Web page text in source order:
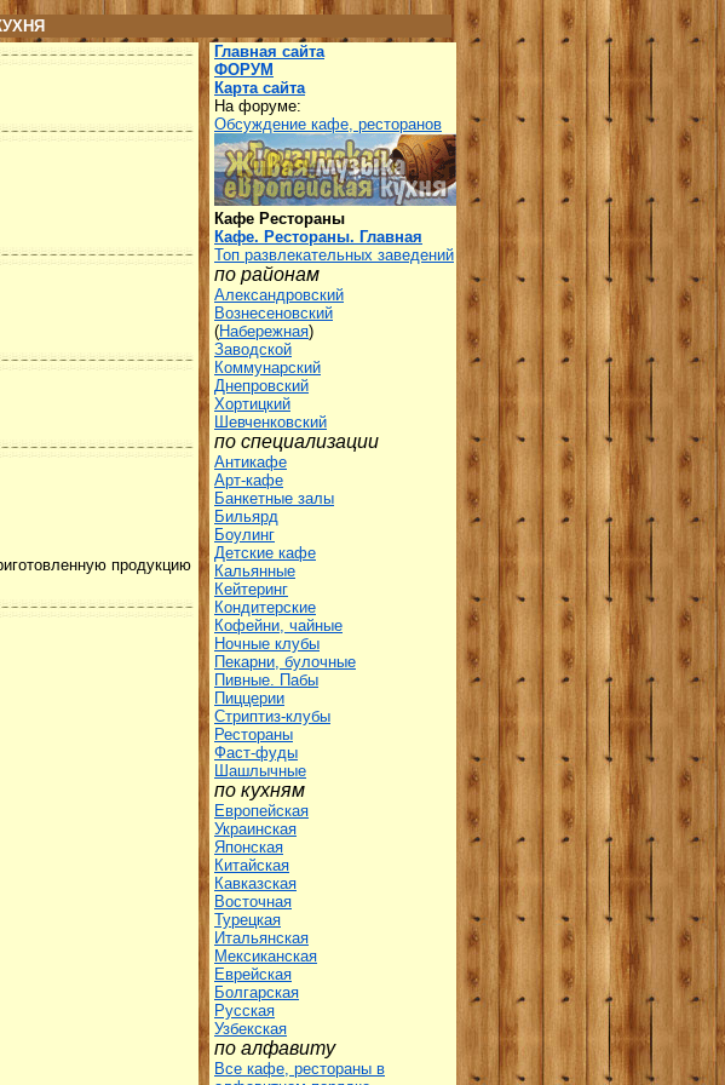
продукцию
Главная сайта
ФОРУМ
Карта сайта
На форуме:
Обсуждение кафе, ресторанов
Кафе Рестораны
Кафе. Рестораны. Главная
Топ развлекательных заведений
по районам
Александровский
Вознесеновский
(Набережная)
Заводской
Коммунарский
Днепровский
Хортицкий
Шевченковский
по специализации
Антикафе
Арт-кафе
Банкетные залы
Бильярд
Боулинг
Детские кафе
Кальянные
Кейтеринг
Кондитерские
Кофейни, чайные
Ночные клубы
Пекарни, булочные
Пивные. Пабы
Пиццерии
Стриптиз-клубы
Рестораны
Фаст-фуды
Шашлычные
по кухням
Европейская
Украинская
Японская
Китайская
Кавказская
Восточная
Турецкая
Итальянская
Мексиканская
Еврейская
Болгарская
Русская
Узбекская
по алфавиту
Все кафе, рестораны в